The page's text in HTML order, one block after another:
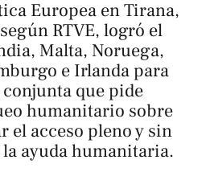
Europea en Tirana,
RTVE, logró el
Malta, Noruega,
e Irlanda para
que pide
humanitario sobre
el acceso pleno y sin
ayuda humanitaria.